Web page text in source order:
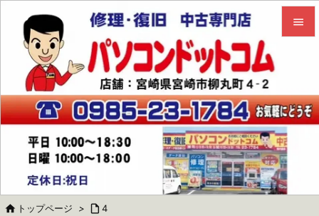

サイド


 トップページ >  4